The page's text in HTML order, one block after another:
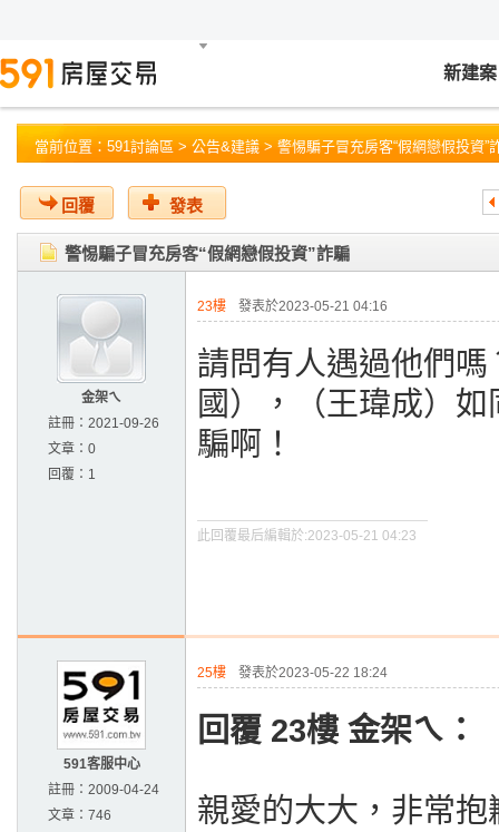
新建案
當前位置： 591討論區 > 公告&建議 > 警惕騙子冒充房客“假網戀假投資”
回覆 發表
警惕騙子冒充房客“假網戀假投資”詐騙
金架ㄟ
註冊： 2021-09-26
文章： 0
回覆： 1
23樓 發表於2023-05-21 04:16
請問有人遇過他們
國），（王瑋成）
騙啊！
此回覆最后編輯於:2023-05-21 04:23
591客服中心
註冊： 2009-04-24
文章： 746
25樓 發表於2023-05-22 18:24
回覆 23樓 金架ㄟ：
親愛的大大，非常